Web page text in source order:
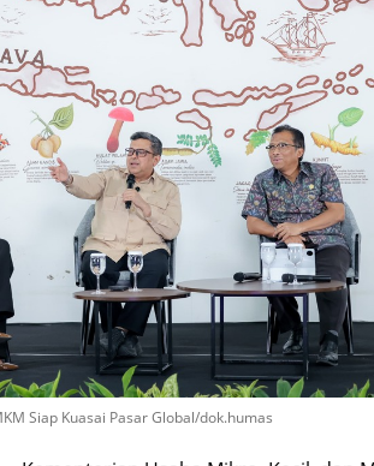
Siap Kuasai Pasar Global/dok.humas